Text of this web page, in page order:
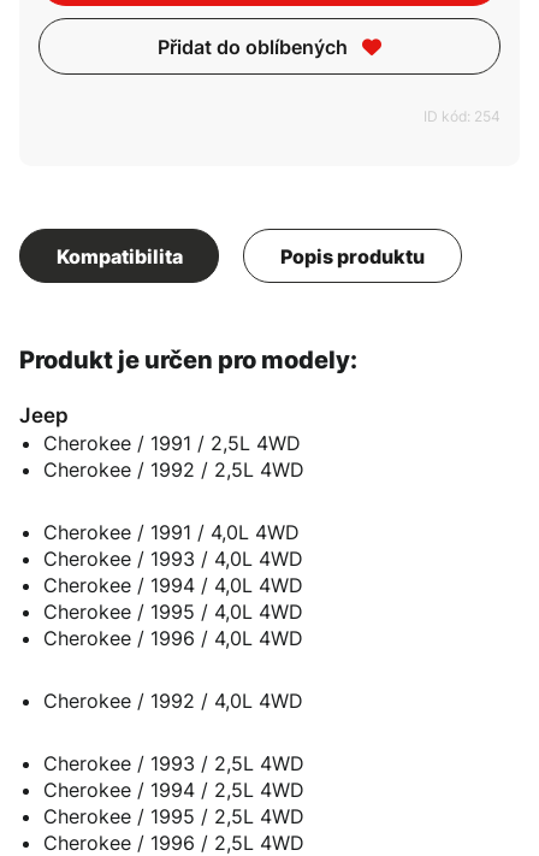
Přidat do oblíbených
ID kód: 254
Kompatibilita Popis produktu
Produkt je určen pro modely:
Jeep
Cherokee / 1991 / 2,5L 4WD
Cherokee / 1992 / 2,5L 4WD
Cherokee / 1991 / 4,0L 4WD
Cherokee / 1993 / 4,0L 4WD
Cherokee / 1994 / 4,0L 4WD
Cherokee / 1995 / 4,0L 4WD
Cherokee / 1996 / 4,0L 4WD
Cherokee / 1992 / 4,0L 4WD
Cherokee / 1993 / 2,5L 4WD
Cherokee / 1994 / 2,5L 4WD
Cherokee / 1995 / 2,5L 4WD
Cherokee / 1996 / 2,5L 4WD